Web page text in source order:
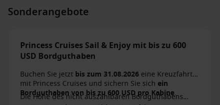
Sonderangebote
Princess Cruises Sail & Enjoy mit bis zu 600
USD Bordguthaben
Buchen Sie jetzt bis zum 31.08.2026 eine Kreuzfahrt
mit Princess Cruises und sichern Sie sich ein
Bordguthaben von bis zu 600 USD pro Kabine.
Die Höhe des nicht auszahlbaren Bordguthabens